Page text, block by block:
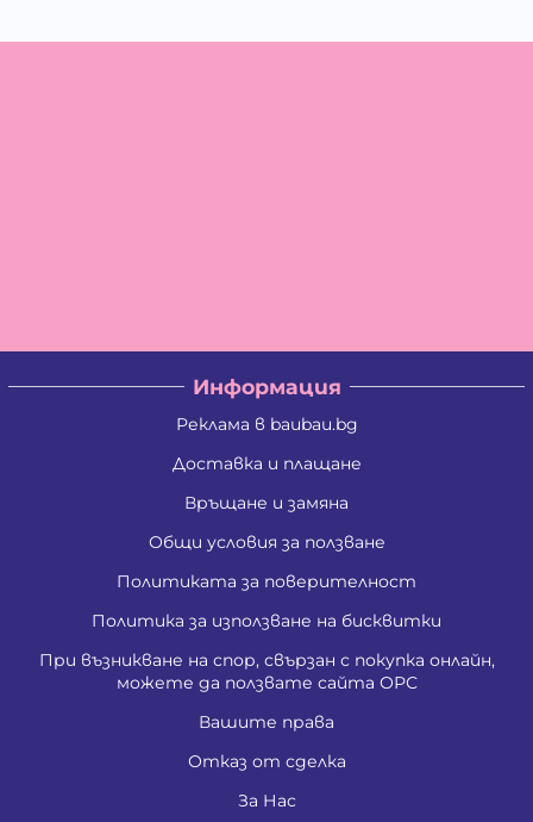
Информация
Реклама в baubau.bg
Доставка и плащане
Връщане и замяна
Общи условия за ползване
Политиката за поверителност
Политика за използване на бисквитки
При възникване на спор, свързан с покупка онлайн,
можете да ползвате сайта ОРС
Вашите права
Отказ от сделка
За Нас